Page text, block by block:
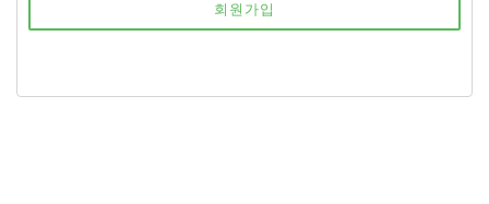
회원가입